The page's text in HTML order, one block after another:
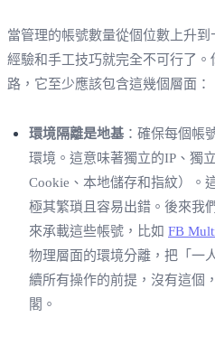
當管理的帳號數量從個位數上升
經驗和手工技巧就完全不可行了
路，它至少應該包含這幾個層面：
環境隔離是地基 ：確保每個帳
環境。這意味著獨立的IP、獨
Cookie、本地儲存和指紋）。
極其繁瑣且容易出錯。後來我
來承載這些帳號，比如 FB
物理層面的環境分離，把「一
續所有操作的前提，沒有這個
閣。